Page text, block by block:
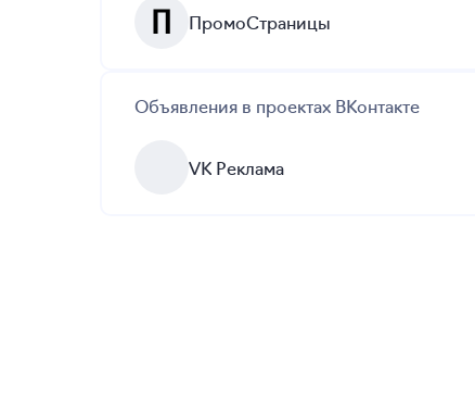
ПромоСтраницы
Объявления в проектах ВКонтакте
VK Реклама